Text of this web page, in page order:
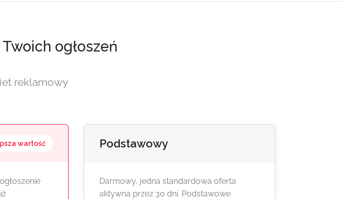
ogłoszeń
reklamowy
wartość Podstawowy
Darmowy, jedna standardowa oferta
aktywna przez 30 dni. Podstawowe